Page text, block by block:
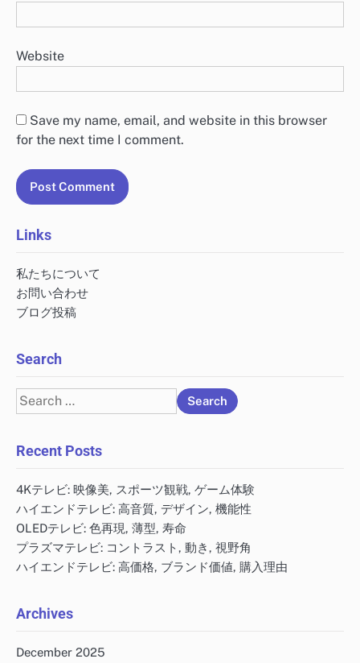
Website
Save my name, email, and website in this browser
for the next time I comment.
Links
私たちについて
お問い合わせ
ブログ投稿
Search
Search
for:
Recent Posts
4Kテレビ: 映像美, スポーツ観戦, ゲーム体験
ハイエンドテレビ: 高音質, デザイン, 機能性
OLEDテレビ: 色再現, 薄型, 寿命
プラズマテレビ: コントラスト, 動き, 視野角
ハイエンドテレビ: 高価格, ブランド価値, 購入理由
Archives
December 2025